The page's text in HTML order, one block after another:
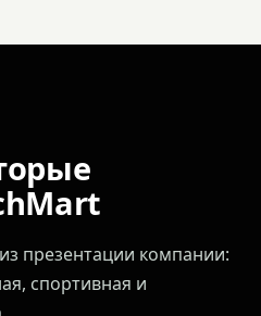
презентации компании:
спортивная и